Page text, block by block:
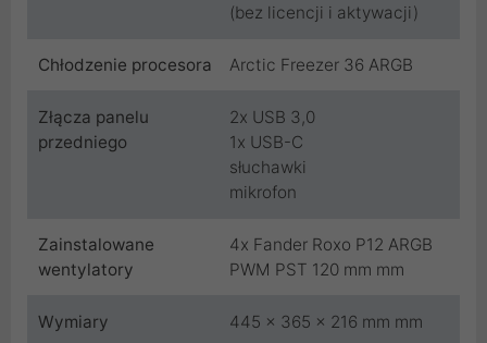
(bez licencji i aktywacji)
Chłodzenie procesora Arctic Freezer 36 ARGB
Złącza panelu
przedniego
2x USB 3,0
1x USB-C
słuchawki
mikrofon
Zainstalowane
wentylatory
4x Fander Roxo P12 ARGB
PWM PST 120 mm mm
Wymiary 445 x 365 x 216 mm mm